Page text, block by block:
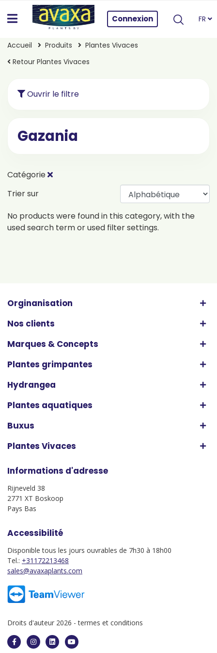
Connexion FR
Accueil Produits
Plantes Vivaces
Retour Plantes Vivaces
Ouvrir le filtre
Gazania
Catégorie
Trier sur
No products were found in this category, with the
used search term or used filter settings.
Orginanisation
Nos clients
Marques & Concepts
Plantes grimpantes
Hydrangea
Plantes aquatiques
Buxus
Plantes Vivaces
Informations d'adresse
Rijneveld 38
2771 XT Boskoop
Pays Bas
Accessibilité
Disponible tous les jours ouvrables de 7h30 à 18h00
Tel.: +31172213468
sales@avaxaplants.com
Droits d'auteur 2026 -termes et conditions